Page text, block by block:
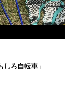
しろ自転車」